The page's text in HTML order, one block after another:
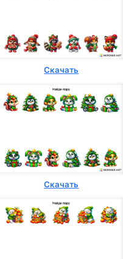
Скачать
Скачать